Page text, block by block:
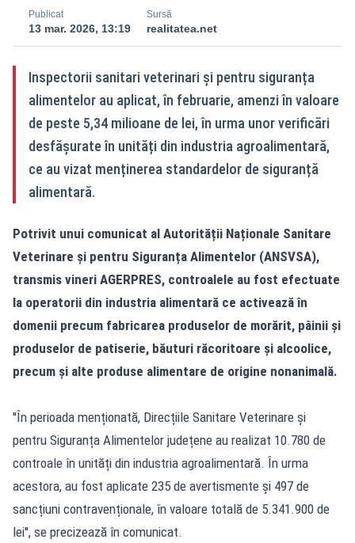
Publicat
13 mar. 2026, 13:19
Sursă
realitatea.net
Inspectorii sanitari veterinari și pentru siguranța
alimentelor au aplicat, în februarie, amenzi în valoare
de peste 5,34 milioane de lei, în urma unor verificări
desfășurate în unități din industria agroalimentară,
ce au vizat menținerea standardelor de siguranță
alimentară.
Potrivit unui comunicat al Autorității Naționale Sanitare
Veterinare și pentru Siguranța Alimentelor (ANSVSA),
transmis vineri AGERPRES, controalele au fost efectuate
la operatorii din industria alimentară ce activează în
domenii precum fabricarea produselor de morărit, pâinii și
produselor de patiserie, băuturi răcoritoare și alcoolice,
precum și alte produse alimentare de origine nonanimală.
''În perioada menționată, Direcțiile Sanitare Veterinare și
pentru Siguranța Alimentelor județene au realizat 10.780 de
controale în unități din industria agroalimentară. În urma
acestora, au fost aplicate 235 de avertismente și 497 de
sancțiuni contravenționale, în valoare totală de 5.341.900 de
lei'', se precizează în comunicat.